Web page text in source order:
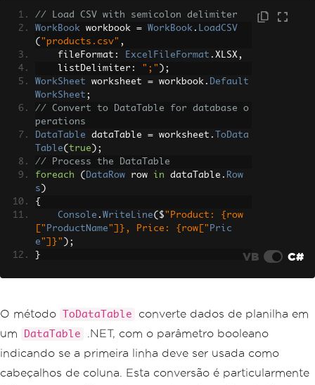
// Load CSV with semicolon delimiter
WorkBook workbook = WorkBook . LoadCSV
( "products.csv" ,
    fileFormat
: ExcelFileFormat . XLSX,
    listDelimiter
: ";" );
WorkSheet worksheet = workbook . Default
WorkSheet ;
// Convert to DataTable for database o
perations
DataTable dataTable = worksheet .
ToData
Table( true );
// Process the DataTable
foreach
( DataRow row in dataTable . Row
s )
{
Console . WriteLine( $ "Product: {row
[" ProductName "]}, Price: {row[" Pric
e "]}" );
}
VB C#
O método ToDataTable
converte dados de planilha em
um
DataTable
.NET, com o parâmetro booleano
indicando se a primeira linha deve ser usada como
cabeçalhos de coluna. Esta conversão é particularmente